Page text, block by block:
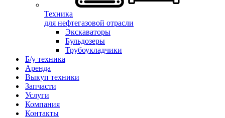
Техника
для нефтегазовой отрасли
Экскаваторы
Бульдозеры
Трубоукладчики
Б/у техника
Аренда
Выкуп техники
Запчасти
Услуги
Компания
Контакты